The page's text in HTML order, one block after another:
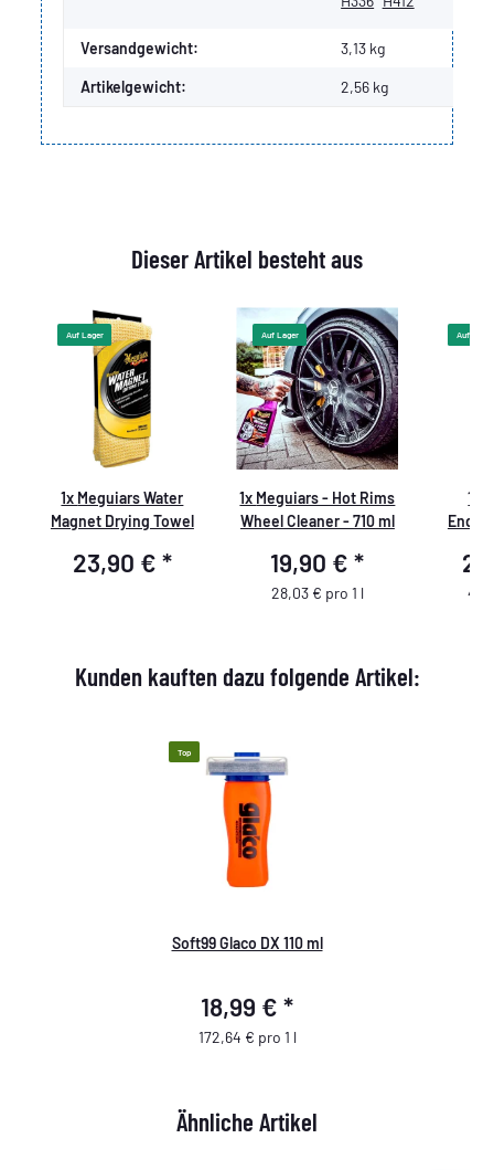
Versandgewicht: 3,13 kg
Artikelgewicht: 2,56 kg
Dieser Artikel besteht aus
Auf Lager
1x Meguiars Water
Magnet Drying Towel
23,90 € *
Auf Lager
1x Meguiars - Hot Rims
Wheel Cleaner - 710 ml
19,90 €*
28,03 € pro 1 l
Auf Lager
1x
Kunden kauften dazu folgende Artikel:
Top
Soft99 Glaco DX 110 ml
18,99 € *
172,64 € pro 1 l
Ähnliche Artikel